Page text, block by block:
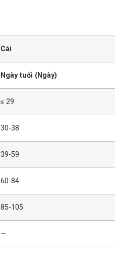
Cái
Ngày tuổi (Ngày)
≤ 29
30-38
39-59
60-84
85-105
—